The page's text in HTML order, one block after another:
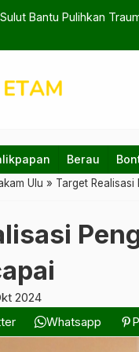
Bontang Atasi
Berau
Ulu » Target
2024
Whatsapp